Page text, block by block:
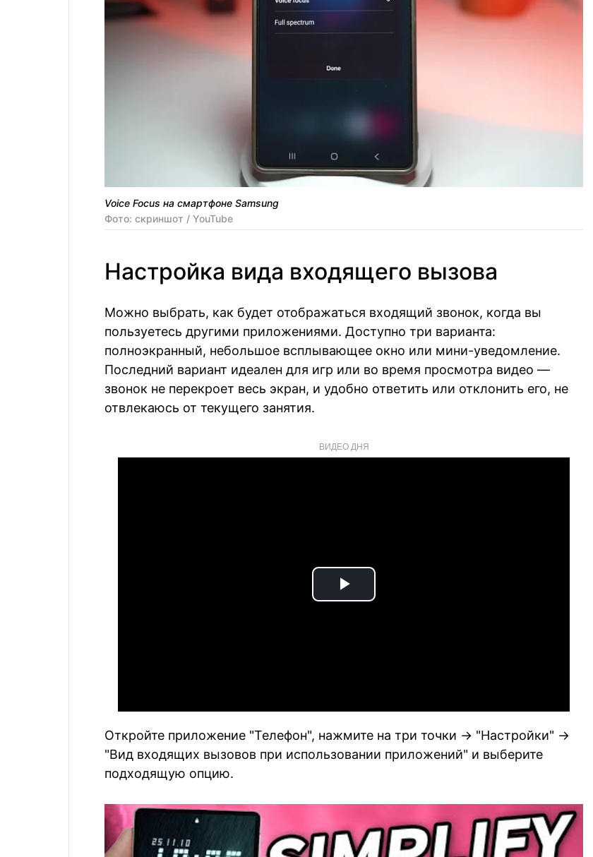
Voice Focus на смартфоне Samsung
Фото: скриншот / YouTube
Настройка вида входящего вызова
Можно выбрать, как будет отображаться входящий звонок, когда вы
пользуетесь другими приложениями. Доступно три варианта:
полноэкранный, небольшое всплывающее окно или мини-уведомление.
Последний вариант идеален для игр или во время просмотра видео —
звонок не перекроет весь экран, и удобно ответить или отклонить его, не
отвлекаюсь от текущего занятия.
ВИДЕО ДНЯ
Play
Откройте приложение "Телефон", нажмите на три точки → "Настройки" →
"Вид входящих вызовов при использовании приложений" и выберите
подходящую опцию.